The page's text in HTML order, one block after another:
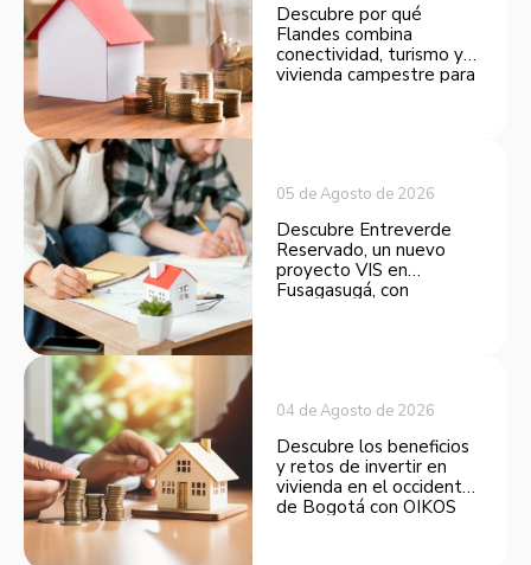
Descubre por qué
Flandes combina
conectividad, turismo y
vivienda campestre para
05 de Agosto de 2026
Descubre Entreverde
Reservado, un nuevo
proyecto VIS en
Fusagasugá, con
04 de Agosto de 2026
Descubre los beneficios
y retos de invertir en
vivienda en el occidente
de Bogotá con OIKOS